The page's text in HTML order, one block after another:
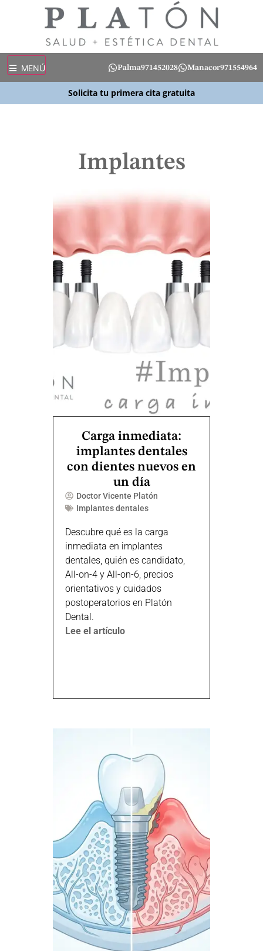
MENÚ Palma971452028 Manacor971554964
Solicita tu primera cita gratuita
Implantes
Carga inmediata:
implantes dentales
con dientes nuevos en
un día
Doctor Vicente Platón
Implantes dentales
Descubre qué es la carga
inmediata en implantes
dentales, quién es candidato,
All-on-4 y All-on-6, precios
orientativos y cuidados
postoperatorios en Platón
Dental.
Lee el artículo